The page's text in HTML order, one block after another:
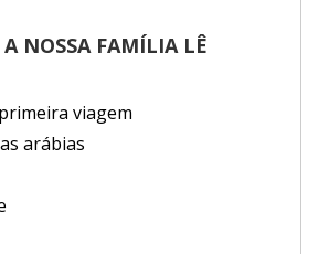
NOSSA FAMÍLIA LÊ
viagem
arábias